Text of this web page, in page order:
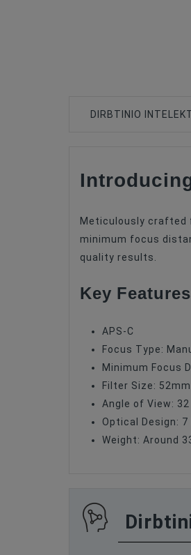
DIRBTINIO
Type Of Product
Lens Format
Lens Design
Lens Focus Length,
Image Stabilization
Lens Type
Filter Size
Maximum Aperture
Meticulously crafted
minimum focus
quality results.
Key
APS-C
Focus Type:
Minimum Focus
Filter Size: 52mm
Angle of View: 32
Optical Design:
Weight: Around